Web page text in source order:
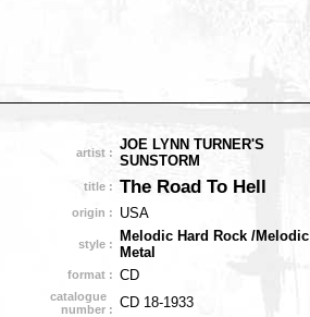
artist : JOE LYNN TURNER'S
SUNSTORM
title : The Road To Hell
origin : USA
style :
Melodic Hard Rock /Melodic
Metal
format : CD
catalogue
number : CD 18-1933